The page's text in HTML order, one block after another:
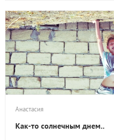
Анастасия
Как-то солнечным днем..